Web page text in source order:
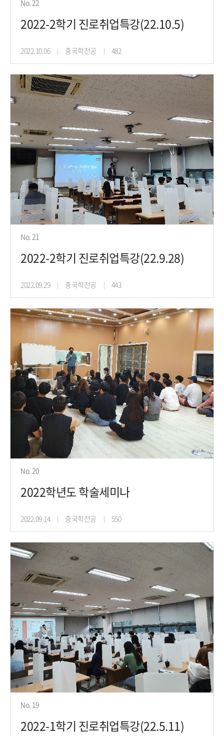
No. 22
2022-2학기 진로취업특강(22.10.5)
2022.10.06 중국학전공 482
No. 21
2022-2학기 진로취업특강(22.9.28)
2022.09.29 중국학전공 443
No. 20
2022학년도 학술세미나
2022.09.14 중국학전공 550
No. 19
2022-1학기 진로취업특강(22.5.11)